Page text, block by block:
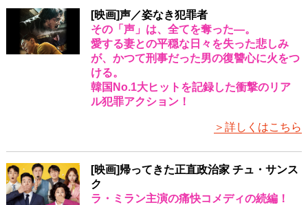
[映画]声／姿なき犯罪者
その「声」は、全てを奪った―。
愛する妻との平穏な日々を失った悲しみ
が、かつて刑事だった男の復讐心に火をつ
ける。
韓国No.1大ヒットを記録した衝撃のリア
ル犯罪アクション！
＞詳しくはこちら
[映画]帰ってきた正直政治家 チュ・サンス
ク
ラ・ミラン主演の痛快コメディの続編！